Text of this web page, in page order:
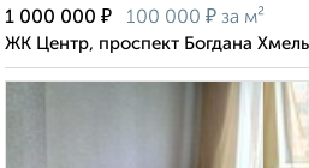
1 000 000 ₽ 100 000 ₽ за м²
ЖК Центр, проспект Богдана